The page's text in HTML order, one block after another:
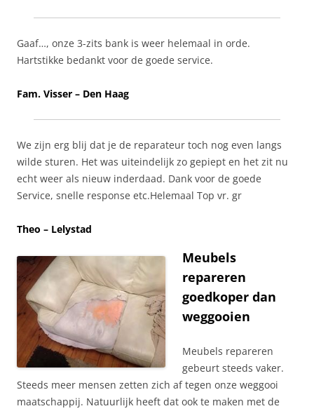
Gaaf…, onze 3-zits bank is weer helemaal in orde.
Hartstikke bedankt voor de goede service.
Fam. Visser – Den Haag
We zijn erg blij dat je de reparateur toch nog even langs
wilde sturen. Het was uiteindelijk zo gepiept en het zit nu
echt weer als nieuw inderdaad. Dank voor de goede
Service, snelle response etc.Helemaal Top vr. gr
Theo – Lelystad
Meubels
repareren
goedkoper dan
weggooien
Meubels repareren
gebeurt steeds vaker.
Steeds meer mensen zetten zich af tegen onze weggooi
maatschappij. Natuurlijk heeft dat ook te maken met de